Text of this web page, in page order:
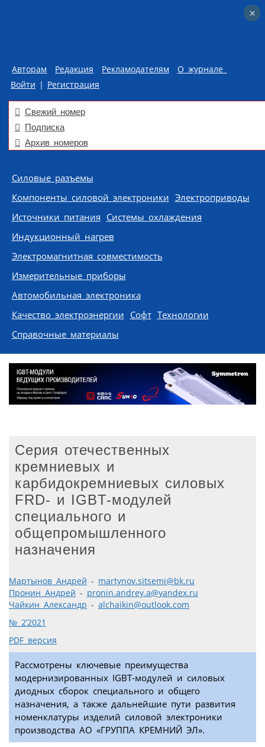
Авторам Редакция Рекламодателям
О журнале
Войти | Регистрация
Свежий номер
Подписка
Архив номеров
Skip to content
Силовые разъемы
Компоненты силовой электроники Электроприводы
Источники питания Системы охлаждения
Индукционный нагрев
Электромагнитная совместимость
Измерительные приборы
Автомобильная электроника
Качество электроэнергии Софт Технологии
Справочные материалы
Серия отечественных
кремниевых и
карбидокремниевых силовых
FRD- и IGBT-модулей
специального и
общепромышленного
назначения
Мартынов Андрей - martynov.sitsemi@bk.ru
Пронин Андрей - pronin.andrey.a@yandex.ru
Чайкин Александр - alchaikin@outlook.com
№ 2’2021
PDF версия
Рассмотрены ключевые преимущества
модернизированных IGBT-модулей и силовых
диодных сборок специального и общего
назначения, а также дальнейшие пути развития
номенклатуры изделий силовой электроники
производства АО «ГРУППА КРЕМНИЙ ЭЛ».
×
×